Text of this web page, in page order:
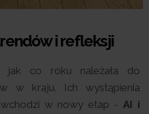
i refleksji
jak co roku należała do
w kraju. Ich wystąpienia
wchodzi w nowy etap - AI i